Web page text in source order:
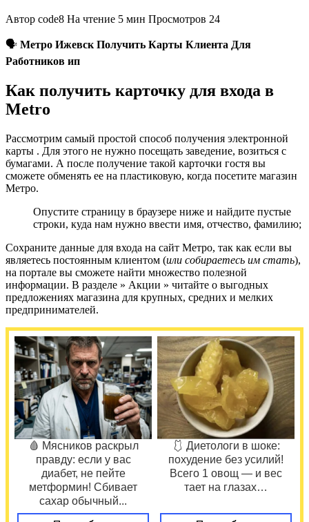
Автор code8 На чтение 5 мин Просмотров 24
🗣 Метро Ижевск Получить Карты Клиента Для
Работников ип
Как получить карточку для входа в
Metro
Рассмотрим самый простой способ получения электронной
карты . Для этого не нужно посещать заведение, возиться с
бумагами. А после получение такой карточки гостя вы
сможете обменять ее на пластиковую, когда посетите магазин
Метро.
Опустите страницу в браузере ниже и найдите пустые
строки, куда нам нужно ввести имя, отчество, фамилию;
Сохраните данные для входа на сайт Метро, так как если вы
являетесь постоянным клиентом (или собираетесь им стать),
на портале вы сможете найти множество полезной
информации. В разделе » Акции » читайте о выгодных
предложениях магазина для крупных, средних и мелких
предпринимателей.
🩸 Мясников раскрыл
правду: если у вас
диабет, не пейте
метформин! Сбивает
сахар обычный...
🩱 Диетологи в шоке:
похудение без усилий!
Всего 1 овощ — и вес
тает на глазах…